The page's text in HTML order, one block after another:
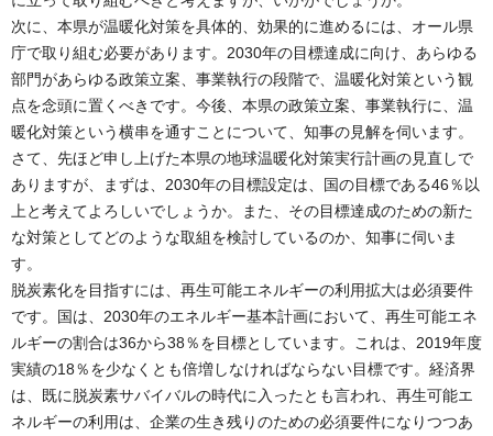
次に、本県が温暖化対策を具体的、効果的に進めるには、オール県
庁で取り組む必要があります。2030年の目標達成に向け、あらゆる
部門があらゆる政策立案、事業執行の段階で、温暖化対策という観
点を念頭に置くべきです。今後、本県の政策立案、事業執行に、温
暖化対策という横串を通すことについて、知事の見解を伺います。
さて、先ほど申し上げた本県の地球温暖化対策実行計画の見直しで
ありますが、まずは、2030年の目標設定は、国の目標である46％以
上と考えてよろしいでしょうか。また、その目標達成のための新た
な対策としてどのような取組を検討しているのか、知事に伺いま
す。
脱炭素化を目指すには、再生可能エネルギーの利用拡大は必須要件
です。国は、2030年のエネルギー基本計画において、再生可能エネ
ルギーの割合は36から38％を目標としています。これは、2019年度
実績の18％を少なくとも倍増しなければならない目標です。経済界
は、既に脱炭素サバイバルの時代に入ったとも言われ、再生可能エ
ネルギーの利用は、企業の生き残りのための必須要件になりつつあ